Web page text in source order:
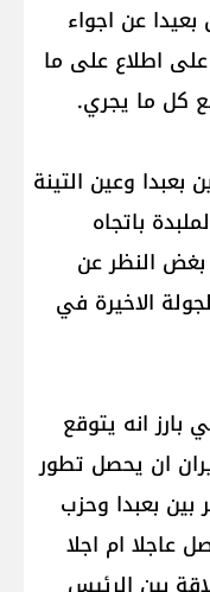
عن اجواء
على اطلاع على ما
كل ما يجري.
وعين التينة
باتجاه
النظر عن
الاخيرة في
انه يتوقع
ان يحصل تطور
بعبدا وحزب
عاجلا ام اجلا